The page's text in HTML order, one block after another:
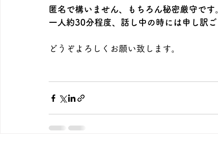
匿名で構いません、もちろん秘密厳守です
一人約30分程度、話し中の時には申し訳
どうぞよろしくお願い致します。